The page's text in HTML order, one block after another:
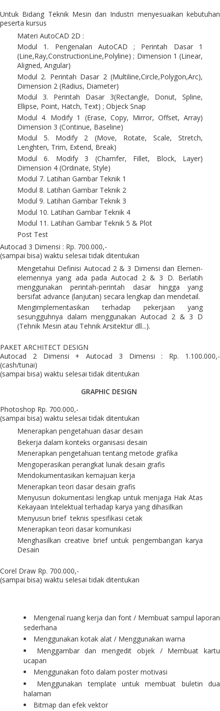
Untuk Bidang Teknik Mesin dan Industri menyesuaikan kebutuhan
peserta kursus
Materi AutoCAD 2D :
Modul 1. Pengenalan AutoCAD ; Perintah Dasar 1
(Line,Ray,ConstructionLine,Polyline) ; Dimension 1 (Linear,
Aligned, Angular)
Modul 2. Perintah Dasar 2 (Multiline,Circle,Polygon,Arc),
Dimension 2 (Radius, Diameter)
Modul 3. Perintah Dasar 3(Rectangle, Donut, Spline,
Ellipse, Point, Hatch, Text) ; Objeck Snap
Modul 4. Modify 1 (Erase, Copy, Mirror, Offset, Array)
Dimension 3 (Continue, Baseline)
Modul 5. Modify 2 (Move, Rotate, Scale, Stretch,
Lenghten, Trim, Extend, Break)
Modul 6. Modify 3 (Chamfer, Fillet, Block, Layer)
Dimension 4 (Ordinate, Style)
Modul 7. Latihan Gambar Teknik 1
Modul 8. Latihan Gambar Teknik 2
Modul 9. Latihan Gambar Teknik 3
Modul 10. Latihan Gambar Teknik 4
Modul 11. Latihan Gambar Teknik 5 & Plot
Post Test
Autocad 3 Dimensi : Rp. 700.000,-
(sampai bisa) waktu selesai tidak ditentukan
Mengetahui Definisi Autocad 2 & 3 Dimensi dan Elemen-
elemennya yang ada pada Autocad 2 & 3 D. Berlatih
menggunakan perintah-perintah dasar hingga yang
bersifat advance (lanjutan) secara lengkap dan mendetail.
Mengimplementasikan terhadap pekerjaan yang
sesungguhnya dalam menggunakan Autocad 2 & 3 D
(Tehnik Mesin atau Tehnik Arsitektur dll...).
PAKET ARCHITECT DESIGN
Autocad 2 Dimensi + Autocad 3 Dimensi : Rp. 1.100.000,-
(cash/tunai)
(sampai bisa) waktu selesai tidak ditentukan
GRAPHIC DESIGN
Photoshop Rp. 700.000,-
(sampai bisa) waktu selesai tidak ditentukan
Menerapkan pengetahuan dasar desain
Bekerja dalam konteks organisasi desain
Menerapkan pengetahuan tentang metode grafika
Mengoperasikan perangkat lunak desain grafis
Mendokumentasikan kemajuan kerja
Menerapkan teori dasar desain grafis
Menyusun dokumentasi lengkap untuk menjaga Hak Atas
Kekayaan Intelektual terhadap karya yang dihasilkan
Menyusun brief teknis spesifikasi cetak
Menerapkan teori dasar komunikasi
Menghasilkan creative brief untuk pengembangan karya
Desain
Corel Draw Rp. 700.000,-
(sampai bisa) waktu selesai tidak ditentukan
Mengenal ruang kerja dan font / Membuat sampul laporan
sederhana
Menggunakan kotak alat / Menggunakan warna
Menggambar dan mengedit objek / Membuat kartu
ucapan
Menggunakan foto dalam poster motivasi
Menggunakan template untuk membuat buletin dua
halaman
Bitmap dan efek vektor